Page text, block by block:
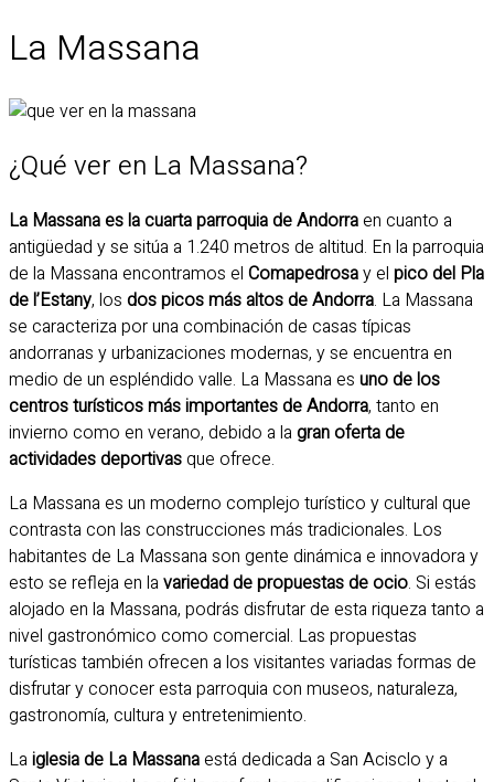
La Massana
¿Qué ver en La Massana?
La Massana es la cuarta parroquia de Andorraen cuanto a
antigüedad y se sitúa a 1.240 metros de altitud. En la parroquia
de la Massana encontramos el Comapedrosay el pico del Pla
de l’Estany, los dos picos más altos de Andorra. La Massana
se caracteriza por una combinación de casas típicas
andorranas y urbanizaciones modernas, y se encuentra en
medio de un espléndido valle. La Massana es uno de los
centros turísticos más importantes de Andorra, tanto en
invierno como en verano, debido a lagran oferta de
actividades deportivasque ofrece.
La Massana es un moderno complejo turístico y cultural que
contrasta con las construcciones más tradicionales. Los
habitantes de La Massana son gente dinámica e innovadora y
esto se refleja en lavariedad de propuestas de ocio. Si estás
alojado en la Massana, podrás disfrutar de esta riqueza tanto a
nivel gastronómico como comercial. Las propuestas
turísticas también ofrecen a los visitantes variadas formas de
disfrutar y conocer esta parroquia con museos, naturaleza,
gastronomía, cultura y entretenimiento.
Laiglesia de La Massanaestá dedicada a San Acisclo y a